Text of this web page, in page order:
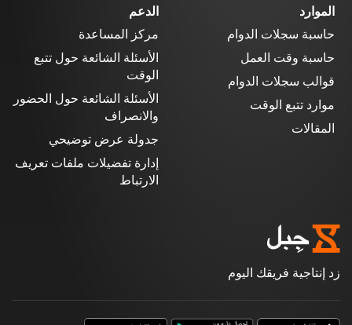
الموارد
حاسبة سجلات الدوام
حاسبة وقت العمل
قوالب سجلات الدوام
موارد تتبع الوقت
المقالات
الدعم
مركز المساعدة
الأسئلة الشائعة حول تتبع
الوقت
الأسئلة الشائعة حول الحضور
والانصراف
جدولة عرض توضيحي
إدارة تفضيلات ملفات تعريف
الارتباط
زد إنتاجية فريقك اليوم